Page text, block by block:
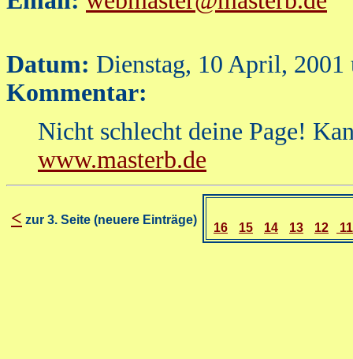
Datum: Dienstag, 10 April, 2001
Kommentar:
Nicht schlecht deine Page!
www.masterb.de
< zur 3. Seite (neuere Einträge)
16 15 14 13 12